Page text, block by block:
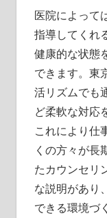
医院によって
指導してくれ
健康的な状態
できます。東
活リズムでも
ど柔軟な対応
これにより仕
くの方々が長
たカウンセリ
な説明があり
できる環境づ